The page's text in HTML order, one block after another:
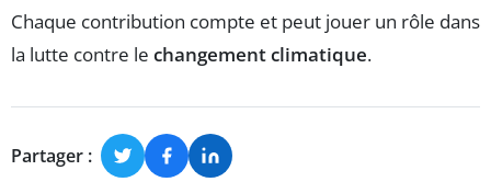
Chaque contribution compte et peut jouer un rôle dans
la lutte contre le changement climatique.
Partager :